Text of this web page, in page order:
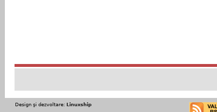
Design şi dezvoltare: Linuxship